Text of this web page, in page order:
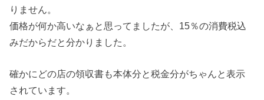
りません。
価格が何か高いなぁと思ってましたが、15％の消費税込
みだからだと分かりました。
確かにどの店の領収書も本体分と税金分がちゃんと表示
されています。